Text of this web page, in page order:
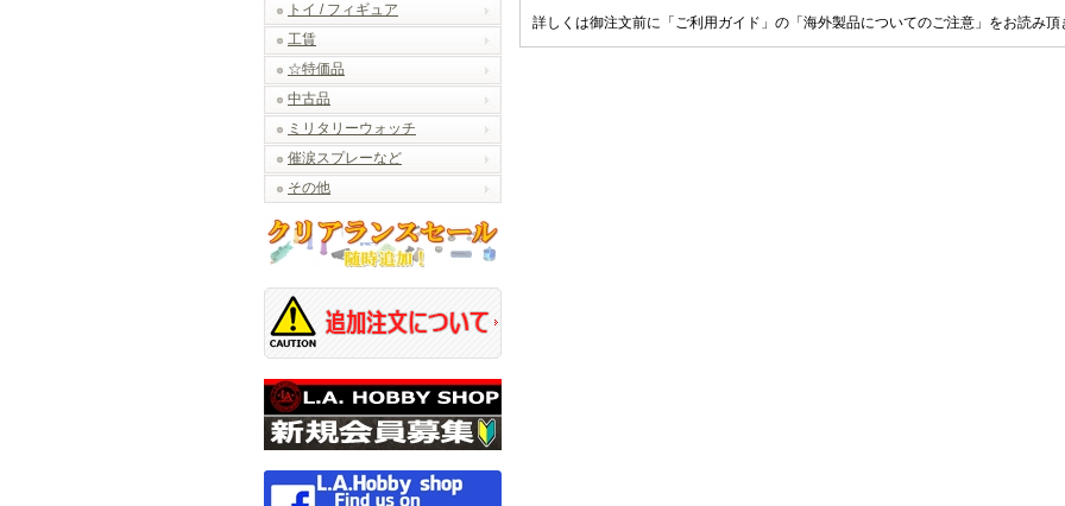
トイ / フィギュア
工賃
☆特価品
中古品
ミリタリーウォッチ
催涙スプレーなど
その他
詳しくは御注文前に「ご利用ガイド」の「海外製品についてのご注意」をお読み頂